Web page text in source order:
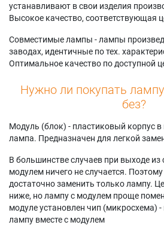
устанавливают в свои изделия
Высокое качество, соответствующая
Совместимые лампы - лампы
заводах, идентичные по тех.
Оптимальное качество по доступной
Нужно ли покупать
без?
Модуль (блок) - пластиковый корпус в
лампа. Предназначен для легкой
В большинстве случаев при выходе из
модулем ничего не случается.
достаточно заменить только лампу.
ниже, но лампу с модулем проще
модуле установлен чип (микросхема)
лампу вместе с модулем